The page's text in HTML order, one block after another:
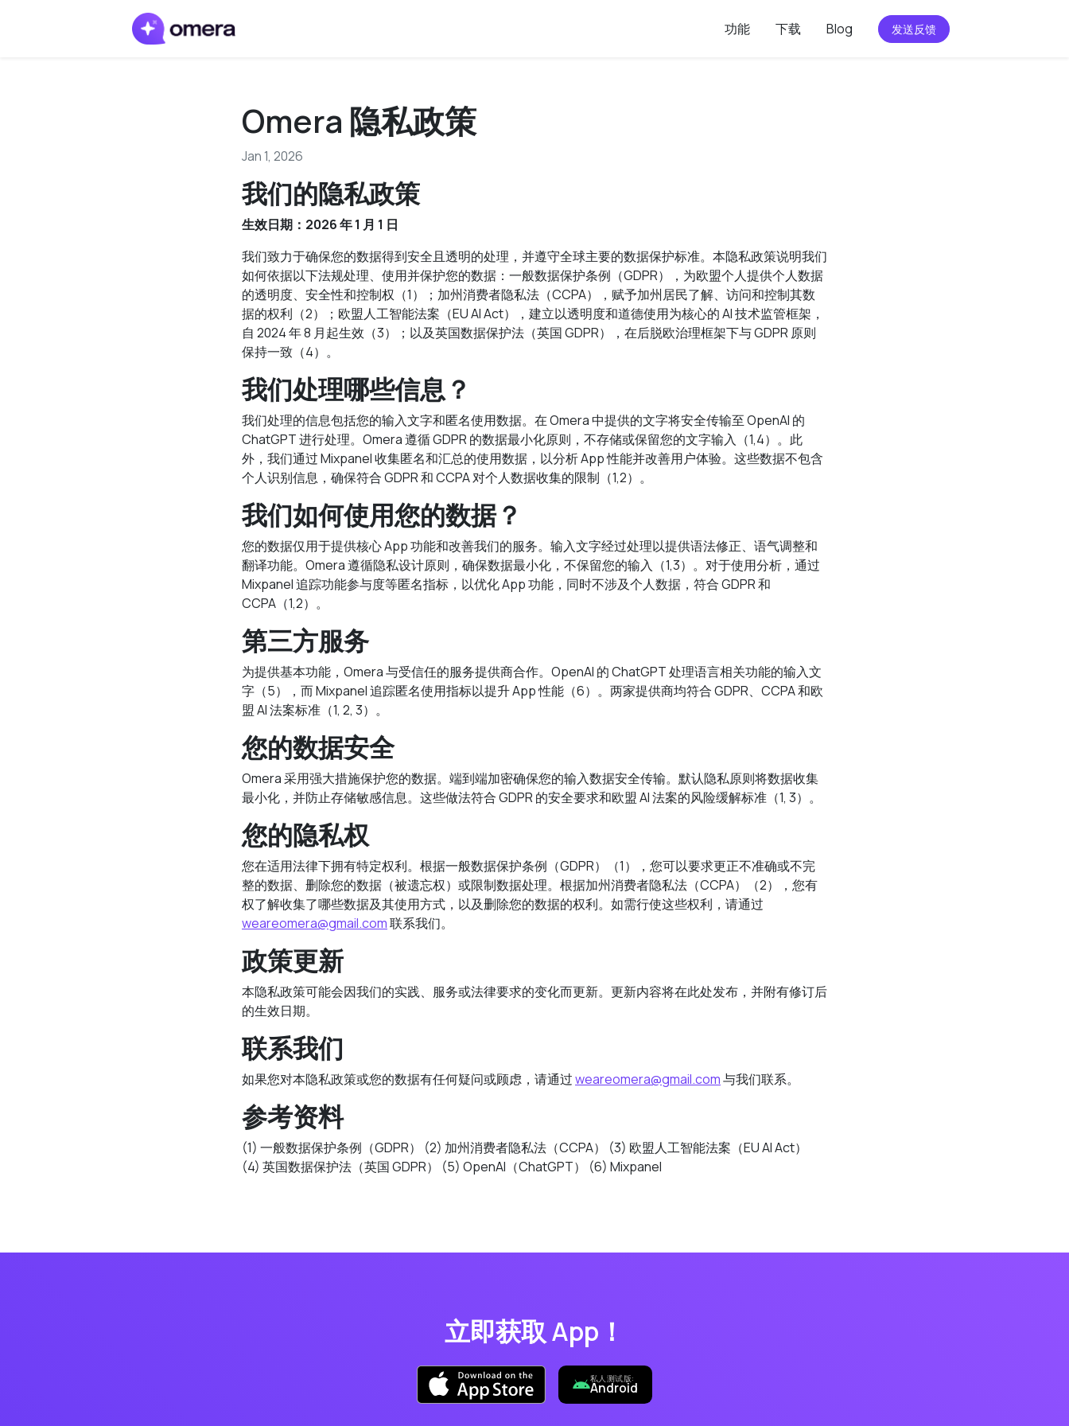
功能 下载 Blog 发送反馈
Omera 隐私政策
Jan 1, 2026
我们的隐私政策
生效日期：2026 年 1 月 1 日
我们致力于确保您的数据得到安全且透明的处理，并遵守全球主要的数据保护标准。本隐私政策说明我们
如何依据以下法规处理、使用并保护您的数据：一般数据保护条例（GDPR），为欧盟个人提供个人数据
的透明度、安全性和控制权（1）；加州消费者隐私法（CCPA），赋予加州居民了解、访问和控制其数
据的权利（2）；欧盟人工智能法案（EU AI Act），建立以透明度和道德使用为核心的 AI 技术监管框架，
自 2024 年 8 月起生效（3）；以及英国数据保护法（英国 GDPR），在后脱欧治理框架下与 GDPR 原则
保持一致（4）。
我们处理哪些信息？
我们处理的信息包括您的输入文字和匿名使用数据。在 Omera 中提供的文字将安全传输至 OpenAI 的
ChatGPT 进行处理。Omera 遵循 GDPR 的数据最小化原则，不存储或保留您的文字输入（1,4）。此
外，我们通过 Mixpanel 收集匿名和汇总的使用数据，以分析 App 性能并改善用户体验。这些数据不包含
个人识别信息，确保符合 GDPR 和 CCPA 对个人数据收集的限制（1,2）。
我们如何使用您的数据？
您的数据仅用于提供核心 App 功能和改善我们的服务。输入文字经过处理以提供语法修正、语气调整和
翻译功能。Omera 遵循隐私设计原则，确保数据最小化，不保留您的输入（1,3）。对于使用分析，通过
Mixpanel 追踪功能参与度等匿名指标，以优化 App 功能，同时不涉及个人数据，符合 GDPR 和
CCPA（1,2）。
第三方服务
为提供基本功能，Omera 与受信任的服务提供商合作。OpenAI 的 ChatGPT 处理语言相关功能的输入文
字（5），而 Mixpanel 追踪匿名使用指标以提升 App 性能（6）。两家提供商均符合 GDPR、CCPA 和欧
盟 AI 法案标准（1, 2, 3）。
您的数据安全
Omera 采用强大措施保护您的数据。端到端加密确保您的输入数据安全传输。默认隐私原则将数据收集
最小化，并防止存储敏感信息。这些做法符合 GDPR 的安全要求和欧盟 AI 法案的风险缓解标准（1, 3）。
您的隐私权
您在适用法律下拥有特定权利。根据一般数据保护条例（GDPR）（1），您可以要求更正不准确或不完
整的数据、删除您的数据（被遗忘权）或限制数据处理。根据加州消费者隐私法（CCPA）（2），您有
权了解收集了哪些数据及其使用方式，以及删除您的数据的权利。如需行使这些权利，请通过
weareomera@gmail.com联系我们。
政策更新
本隐私政策可能会因我们的实践、服务或法律要求的变化而更新。更新内容将在此处发布，并附有修订后
的生效日期。
联系我们
如果您对本隐私政策或您的数据有任何疑问或顾虑，请通过weareomera@gmail.com与我们联系。
参考资料
(1) 一般数据保护条例（GDPR） (2) 加州消费者隐私法（CCPA） (3) 欧盟人工智能法案（EU AI Act）
(4) 英国数据保护法（英国 GDPR） (5) OpenAI（ChatGPT） (6) Mixpanel
立即获取 App！
私人测试版:
Android